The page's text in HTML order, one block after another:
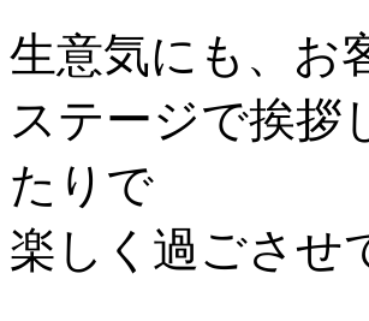
生意気にも、お
ステージで挨拶
たりで
楽しく過ごさせ